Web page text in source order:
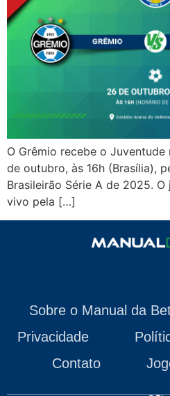
O Grêmio recebe o
de outubro, às 16h (Brasília),
Brasileirão Série A de 2025.
vivo pela […]
Sobre o Manual da
Privacidade
Contato